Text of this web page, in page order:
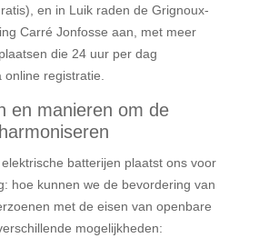
en in Luik raden de Grignoux-
Carré Jonfosse aan, met meer
die 24 uur per dag
registratie.
en manieren om de
batterijen plaatst ons voor
hoe kunnen we de bevordering van
met de eisen van openbare
mogelijkheden: